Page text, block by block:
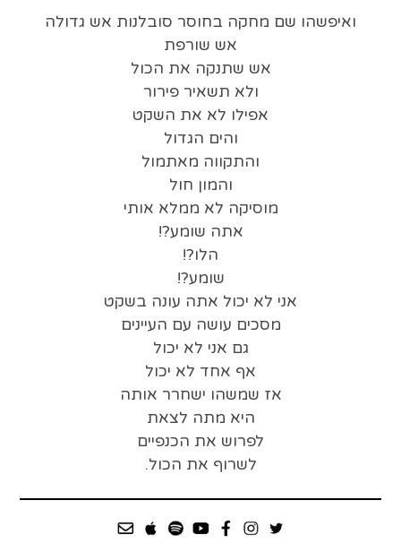
ואיפשהו שם מחקה בחוסר סובלנות אש גדולה
אש שורפת
אש שתנקה את הכול
ולא תשאיר פירור
אפילו לא את השקט
והים הגדול
והתקווה מאתמול
והמון חול
מוסיקה לא ממלא אותי
אתה שומע?!
הלו?!
שומע?!
אני לא יכול אתה עונה בשקט
מסכים עושה עם העיינים
גם אני לא יכול
אף אחד לא יכול
אז שמשהו ישחרר אותה
היא מתה לצאת
לפרוש את הכנפיים
לשרוף את הכול.